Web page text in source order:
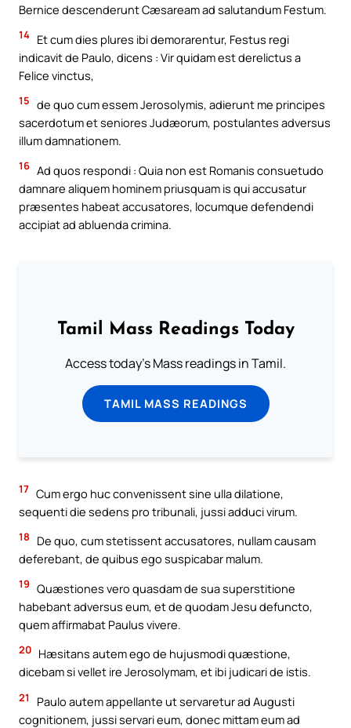
Bernice descenderunt Cæsaream ad salutandum Festum.
14 Et cum dies plures ibi demorarentur, Festus regi
indicavit de Paulo, dicens : Vir quidam est derelictus a
Felice vinctus,
15 de quo cum essem Jerosolymis, adierunt me principes
sacerdotum et seniores Judæorum, postulantes adversus
illum damnationem.
16 Ad quos respondi : Quia non est Romanis consuetudo
damnare aliquem hominem priusquam is qui accusatur
præsentes habeat accusatores, locumque defendendi
accipiat ad abluenda crimina.
Tamil Mass Readings Today
Access today's Mass readings in Tamil.
TAMIL MASS READINGS
17 Cum ergo huc convenissent sine ulla dilatione,
sequenti die sedens pro tribunali, jussi adduci virum.
18
De quo, cum stetissent accusatores, nullam causam
deferebant, de quibus ego suspicabar malum.
19 Quæstiones vero quasdam de sua superstitione
habebant adversus eum, et de quodam Jesu defuncto,
quem affirmabat Paulus vivere.
20 Hæsitans autem ego de hujusmodi quæstione,
dicebam si vellet ire Jerosolymam, et ibi judicari de istis.
21
Paulo autem appellante ut servaretur ad Augusti
cognitionem, jussi servari eum, donec mittam eum ad